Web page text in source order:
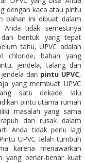
dengan kaca atau pintu
bahan ini dibuat dalam
tidak semestinya
bentuk yang tepat
tahu, UPVC adalah
chloride, bahan yang
jendela, talang dan
dan pintu UPVC,
yang membuat UPVC
satu dekade lalu
pintu utama rumah
masalah yang sama
dan rusak dalam
Anda tidak perlu lagi
UPVC telah tumbuh
karena menawarkan
yang benar-benar kuat